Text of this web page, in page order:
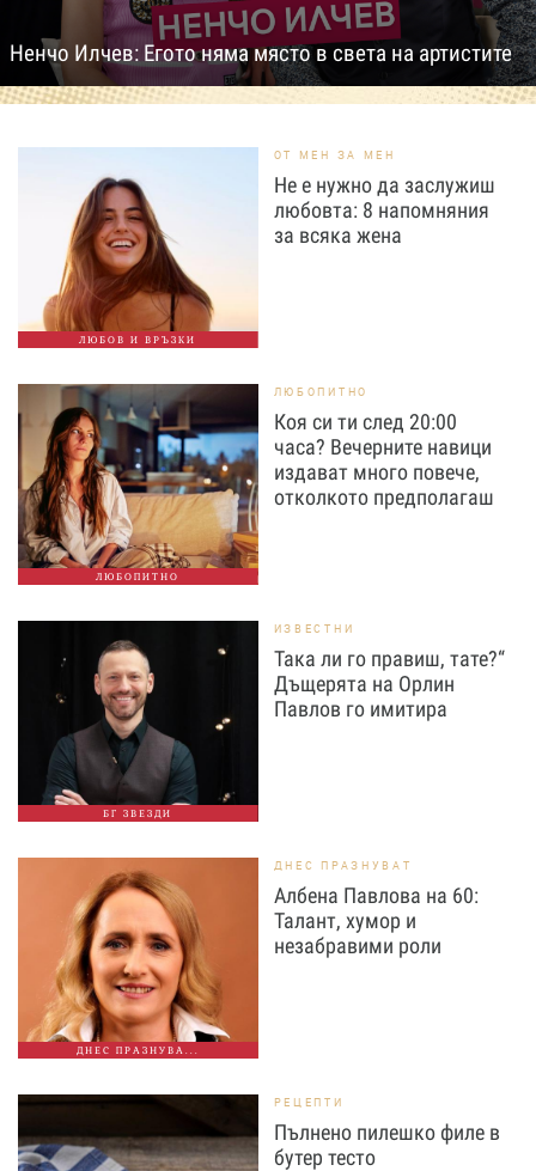
Ненчо Илчев: Егото няма място в света на артистите
ЛЮБОВ И ВРЪЗКИ
ОТ МЕН ЗА МЕН
Не е нужно да заслужиш
любовта: 8 напомняния
за всяка жена
ЛЮБОПИТНО
ЛЮБОПИТНО
Коя си ти след 20:00
часа? Вечерните навици
издават много повече,
отколкото предполагаш
БГ ЗВЕЗДИ
ИЗВЕСТНИ
Така ли го правиш, тате?“
Дъщерята на Орлин
Павлов го имитира
ДНЕС ПРАЗНУВА...
ДНЕС ПРАЗНУВАТ
Албена Павлова на 60:
Талант, хумор и
незабравими роли
РЕЦЕПТИ
Пълнено пилешко филе в
бутер тесто